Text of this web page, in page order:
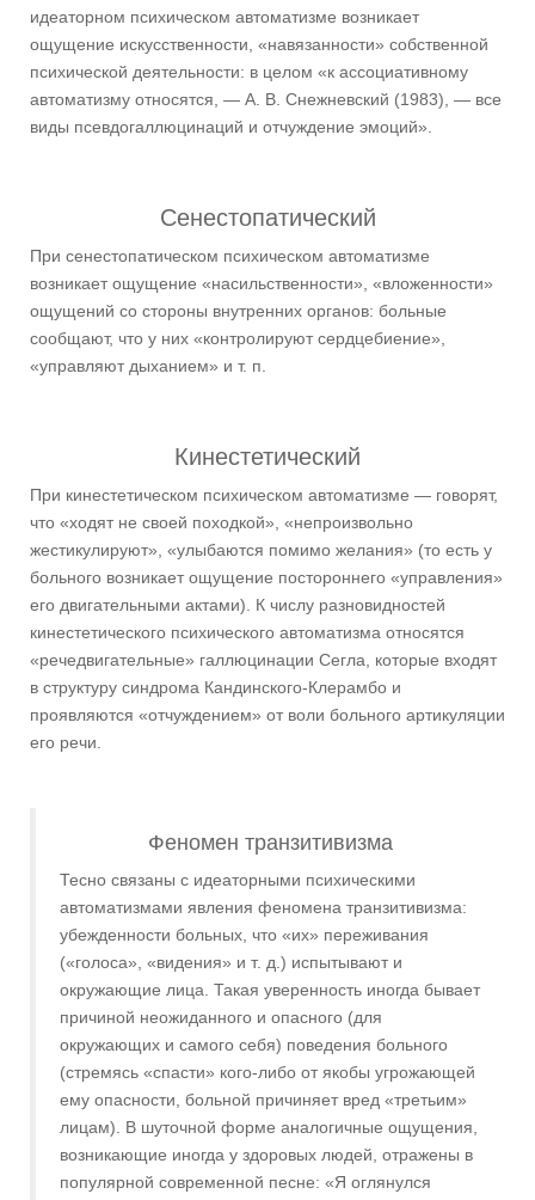
идеаторном психическом автоматизме возникает
ощущение искусственности, «навязанности» собственной
психической деятельности: в целом «к ассоциативному
автоматизму относятся, — А. В. Снежневский (1983), — все
виды псевдогаллюцинаций и отчуждение эмоций».
Сенестопатический
При сенестопатическом психическом автоматизме
возникает ощущение «насильственности», «вложенности»
ощущений со стороны внутренних органов: больные
сообщают, что у них «контролируют сердцебиение»,
«управляют дыханием» и т. п.
Кинестетический
При кинестетическом психическом автоматизме — говорят,
что «ходят не своей походкой», «непроизвольно
жестикулируют», «улыбаются помимо желания» (то есть у
больного возникает ощущение постороннего «управления»
его двигательными актами). К числу разновидностей
кинестетического психического автоматизма относятся
«речедвигательные» галлюцинации Сегла, которые входят
в структуру синдрома Кандинского-Клерамбо и
проявляются «отчуждением» от воли больного артикуляции
его речи.
Феномен транзитивизма
Тесно связаны с идеаторными психическими
автоматизмами явления феномена транзитивизма:
убежденности больных, что «их» переживания
(«голоса», «видения» и т. д.) испытывают и
окружающие лица. Такая уверенность иногда бывает
причиной неожиданного и опасного (для
окружающих и самого себя) поведения больного
(стремясь «спасти» кого-либо от якобы угрожающей
ему опасности, больной причиняет вред «третьим»
лицам). В шуточной форме аналогичные ощущения,
возникающие иногда у здоровых людей, отражены в
популярной современной песне: «Я оглянулся